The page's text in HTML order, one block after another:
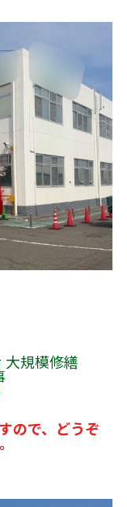
大規模修繕
ので、どうぞ